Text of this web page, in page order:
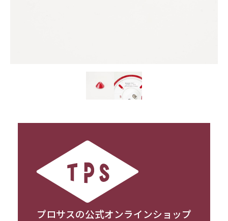
プロサスの公式オンラインショップ